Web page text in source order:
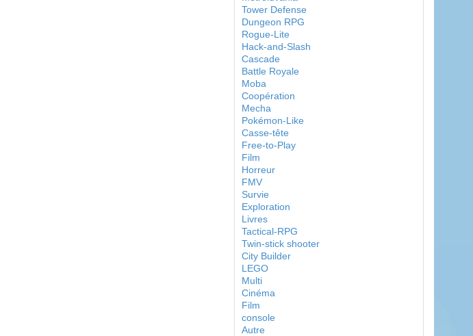
Tower Defense
Dungeon RPG
Rogue-Lite
Hack-and-Slash
Cascade
Battle Royale
Moba
Coopération
Mecha
Pokémon-Like
Casse-tête
Free-to-Play
Film
Horreur
FMV
Survie
Exploration
Livres
Tactical-RPG
Twin-stick shooter
City Builder
LEGO
Multi
Cinéma
Film
console
Autre